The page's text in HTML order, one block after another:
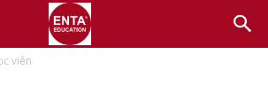
viên